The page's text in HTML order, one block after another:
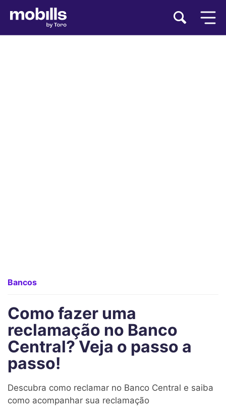
Bancos
Como fazer uma
reclamação no Banco
Central? Veja o passo a
passo!
Descubra como reclamar no Banco Central e saiba
como acompanhar sua reclamação